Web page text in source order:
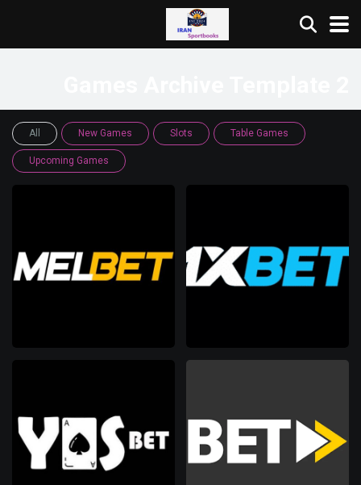
All New Games Slots Table Games
Upcoming Games